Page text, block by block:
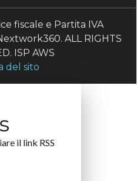
fiscale e Partita IVA
ALL RIGHTS
ISP AWS
del sito
il link RSS